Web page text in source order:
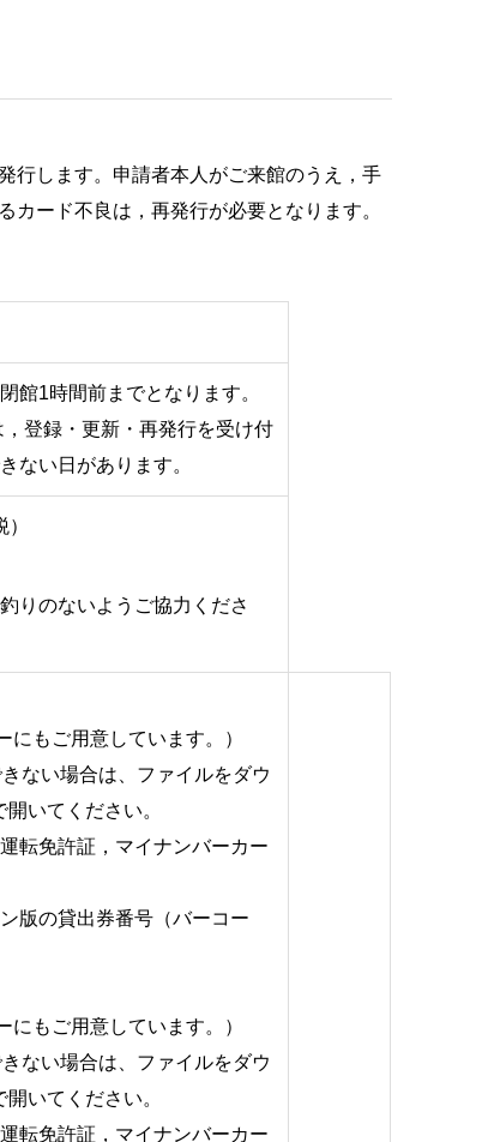
行します。申請者本人がご来館のうえ，手
ード不良は，再発行が必要となります。
館1時間前までとなります。
登録・更新・再発行を受け付
ない日があります。
りのないようご協力くださ
にもご用意しています。）
ない場合は、ファイルをダウ
いてください。
転免許証，マイナンバーカー
版の貸出券番号（バーコー
にもご用意しています。）
ない場合は、ファイルをダウ
いてください。
転免許証，マイナンバーカー